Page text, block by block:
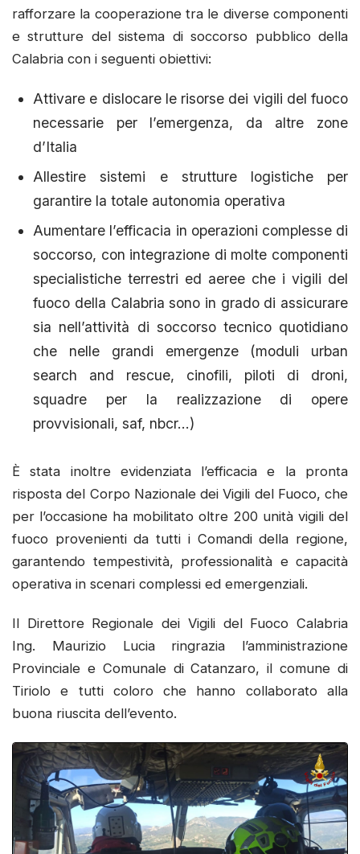
rafforzare la cooperazione tra le diverse componenti
e strutture del sistema di soccorso pubblico della
Calabria con i seguenti obiettivi:
Attivare e dislocare le risorse dei vigili del fuoco
necessarie per l’emergenza, da altre zone
d’Italia
Allestire sistemi e strutture logistiche per
garantire la totale autonomia operativa
Aumentare l’efficacia in operazioni complesse di
soccorso, con integrazione di molte componenti
specialistiche terrestri ed aeree che i vigili del
fuoco della Calabria sono in grado di assicurare
sia nell’attività di soccorso tecnico quotidiano
che nelle grandi emergenze (moduli urban
search and rescue, cinofili, piloti di droni,
squadre per la realizzazione di opere
provvisionali, saf, nbcr…)
È stata inoltre evidenziata l’efficacia e la pronta
risposta del Corpo Nazionale dei Vigili del Fuoco, che
per l’occasione ha mobilitato oltre 200 unità vigili del
fuoco provenienti da tutti i Comandi della regione,
garantendo tempestività, professionalità e capacità
operativa in scenari complessi ed emergenziali.
Il Direttore Regionale dei Vigili del Fuoco Calabria
Ing. Maurizio Lucia ringrazia l’amministrazione
Provinciale e Comunale di Catanzaro, il comune di
Tiriolo e tutti coloro che hanno collaborato alla
buona riuscita dell’evento.